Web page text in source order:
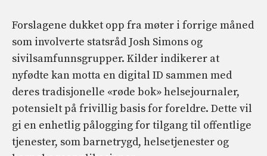
Forslagene dukket opp fra møter i forrige måned
som involverte statsråd Josh Simons og
sivilsamfunnsgrupper. Kilder indikerer at
nyfødte kan motta en digital ID sammen med
deres tradisjonelle «røde bok» helsejournaler,
potensielt på frivillig basis for foreldre. Dette vil
gi en enhetlig pålogging for tilgang til offentlige
tjenester, som barnetrygd, helsetjenester og